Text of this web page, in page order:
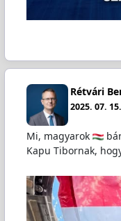
Rétvári
2025. 07.
Mi, magyarok
Kapu Tibornak,